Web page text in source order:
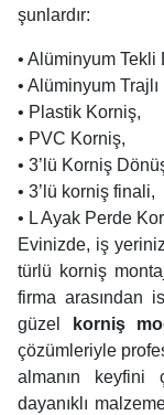
şunlardır:
• Alüminyum
• Alüminyum Trajlı
• Plastik Korniş,
• PVC Korniş,
• 3’lü Korniş
• 3’lü korniş finali,
• L Ayak Perde
Evinizde, iş
türlü korniş
firma arasından
güzel
korniş
çözümleriyle
almanın keyfini
dayanıklı